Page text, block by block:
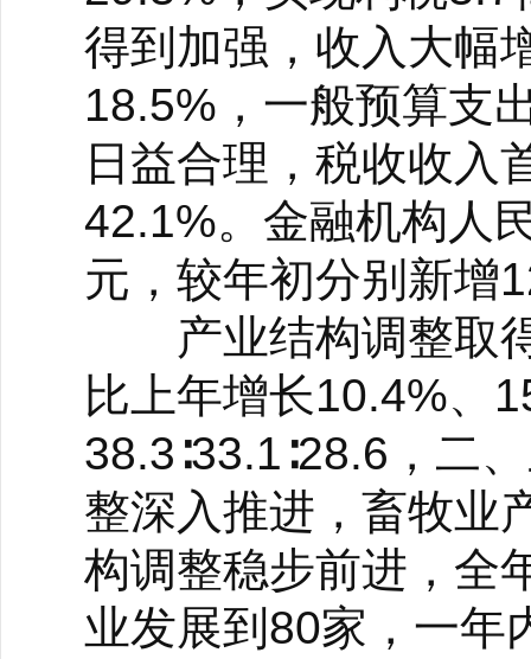
得到加强，收入大幅
18.5%，一般预算支
日益合理，税收收入
42.1%。金融机构人
元，较年初分别新增
产业结构调整取得
比上年增长10.4%、
38.3∶33.1∶28.6，二
整深入推进，畜牧业
构调整稳步前进，全
业发展到80家，一年